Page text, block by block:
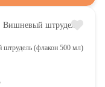
(флакон 500 мл)